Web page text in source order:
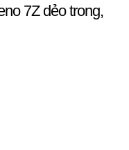
7Z dẻo trong,